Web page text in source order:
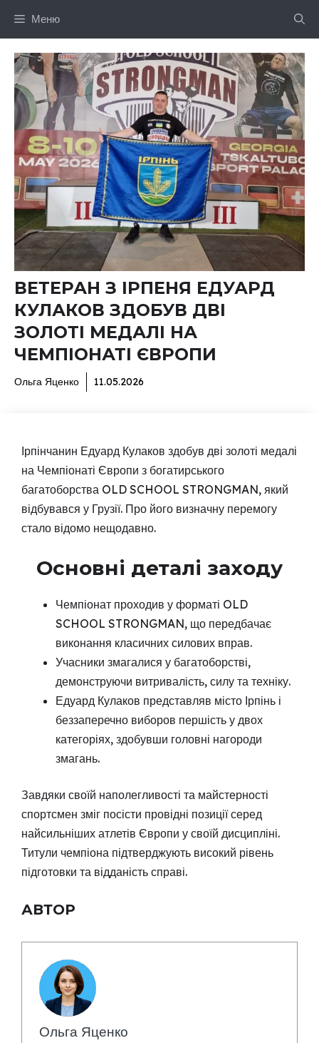
Меню
ВЕТЕРАН З ІРПЕНЯ ЕДУАРД
КУЛАКОВ ЗДОБУВ ДВІ
ЗОЛОТІ МЕДАЛІ НА
ЧЕМПІОНАТІ ЄВРОПИ
Ольга Яценко 11.05.2026
Ірпінчанин Едуард Кулаков здобув дві золоті медалі
на Чемпіонаті Європи з богатирського
багатоборства OLD SCHOOL STRONGMAN, який
відбувався у Грузії. Про його визначну перемогу
стало відомо нещодавно.
Основні деталі заходу
Чемпіонат проходив у форматі OLD
SCHOOL STRONGMAN, що передбачає
виконання класичних силових вправ.
Учасники змагалися у багатоборстві,
демонструючи витривалість, силу та техніку.
Едуард Кулаков представляв місто Ірпінь і
беззаперечно виборов першість у двох
категоріях, здобувши головні нагороди
змагань.
Завдяки своїй наполегливості та майстерності
спортсмен зміг посісти провідні позиції серед
найсильніших атлетів Європи у своїй дисципліні.
Титули чемпіона підтверджують високий рівень
підготовки та відданість справі.
АВТОР
Ольга Яценко